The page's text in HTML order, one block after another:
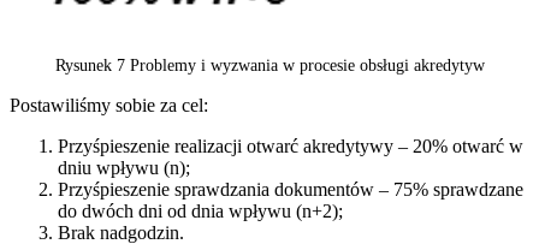
Rysunek 7 Problemy i wyzwania w procesie obsługi akredytyw
Postawiliśmy sobie za cel:
Przyśpieszenie realizacji otwarć akredytywy – 20% otwarć w
dniu wpływu (n);
Przyśpieszenie sprawdzania dokumentów – 75% sprawdzane
do dwóch dni od dnia wpływu (n+2);
Brak nadgodzin.